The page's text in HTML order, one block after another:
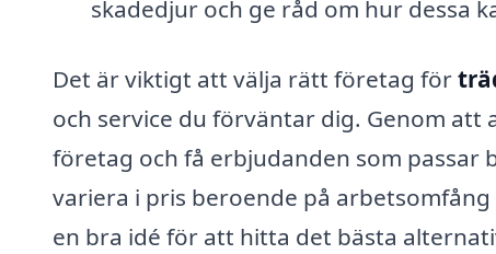
skadedjur och ge råd om hur dessa
Det är viktigt att välja rätt företag för
och service du förväntar dig. Genom
företag och få erbjudanden som passar
variera i pris beroende på
en bra idé för att hitta det bästa